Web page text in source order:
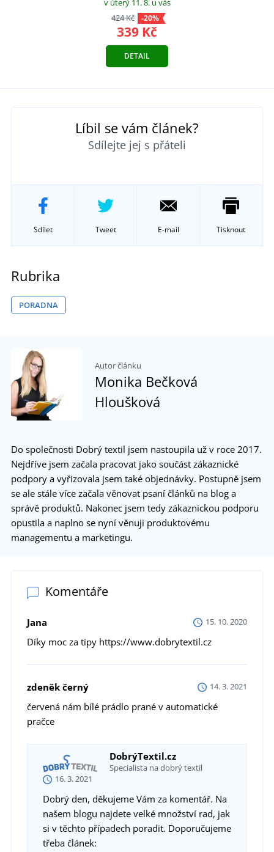
v úterý 11. 8. u vás
424 Kč
-20%
339 Kč
DETAIL
Líbil se vám článek?
Sdílejte jej s přáteli
Sdílet Tweet E-mail Tisknout
Rubrika
PORADNA
Autor článku
Monika Bečková
Hloušková
Do společnosti Dobrý textil jsem nastoupila už v roce 2017.
Nejdříve jsem začala pracovat jako součást zákaznické
podpory a vyřizovala jsem také objednávky. Postupně jsem
se ale stále více začala věnovat psaní článků na blog a
správě produktů. Nakonec jsem tedy zákaznickou podporu
opustila a naplno se nyní věnuji produktovému
managementu a marketingu.
Komentáře
Jana 15. 10. 2020
Díky moc za tipy https://www.dobrytextil.cz
zdeněk černý 14. 3. 2021
červená nám bílé prádlo prané v automatické
pračce
DobrýTextil.cz
Specialista na dobrý textil
16. 3. 2021
Dobrý den, děkujeme Vám za komentář. Na
našem blogu najdete velké množství rad, jak
si v těchto případech poradit. Doporučujeme
třeba článek: